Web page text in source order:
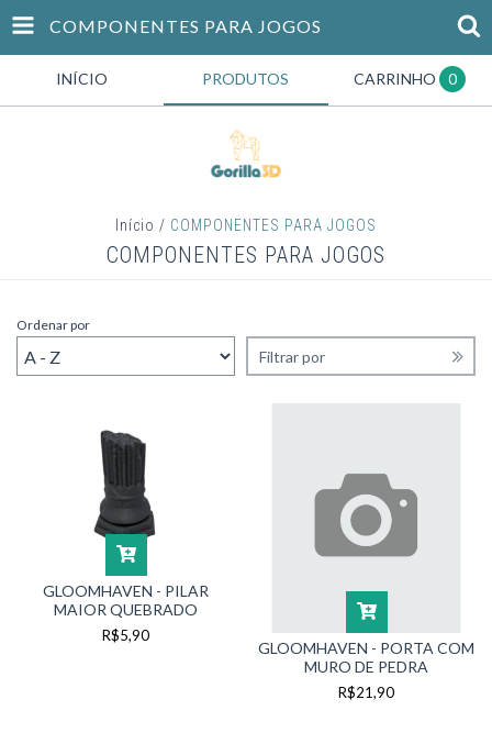
COMPONENTES PARA JOGOS
INÍCIO PRODUTOS CARRINHO 0
Início / COMPONENTES PARA JOGOS
COMPONENTES PARA JOGOS
Ordenar por
Filtrar por
GLOOMHAVEN - PILAR
MAIOR QUEBRADO
R$5,90
GLOOMHAVEN - PORTA COM
MURO DE PEDRA
R$21,90